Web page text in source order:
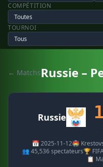
COMPÉTITION
TOURNOI
← MatchsRussie –
Russie
📅 2025-11-12🏟️
👥 45,536 spectateurs🏆
📋